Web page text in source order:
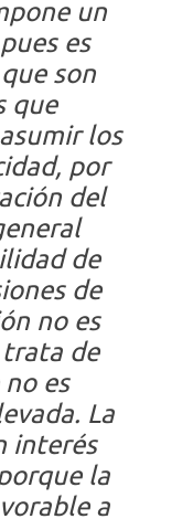
un
es
son
que
los
por
del
de
de
no es
trata de
es
La
interés
la
a